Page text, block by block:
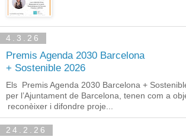
4.3.26
Premis Agenda 2030 Barcelona
+ Sostenible 2026
Els Premis Agenda 2030 Barcelona +
per l’Ajuntament de Barcelona, tenen com a
reconèixer i difondre proje...
24.2.26